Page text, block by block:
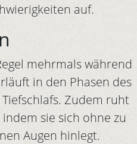
auf.
mehrmals während
in den Phasen des
Zudem ruht
sie sich ohne zu
Augen hinlegt.